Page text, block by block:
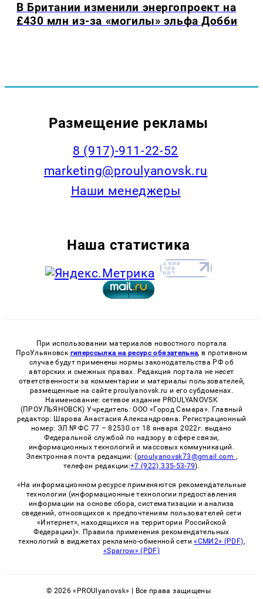
В Британии изменили энергопроект на
£430 млн из-за «могилы» эльфа Добби
Размещение рекламы
8 (917)-911-22-52
marketing@proulyanovsk.ru
Наши менеджеры
Наша статистика
При использовании материалов новостного портала
ПроУльяновск гиперссылка на ресурс обязательна, в противном
случае будут применены нормы законодательства РФ об
авторских и смежных правах. Редакция портала не несет
ответственности за комментарии и материалы пользователей,
размещенные на сайте proulyanovsk.ru и его субдоменах.
Наименование: сетевое издание PROULYANOVSK
(ПРОУЛЬЯНОВСК) Учредитель: ООО «Город Самара». Главный
редактор: Шарова Анастасия Александровна. Регистрационный
номер: ЭЛ № ФС 77 – 82530 от 18 января 2022г. выдано
Федеральной службой по надзору в сфере связи,
информационных технологий и массовых коммуникаций.
Электронная почта редакции: (proulyanovsk73@gmail.com ,
телефон редакции:+7 (922) 335-53-79).
«На информационном ресурсе применяются рекомендательные
технологии (информационные технологии предоставления
информации на основе сбора, систематизации и анализа
сведений, относящихся к предпочтениям пользователей сети
«Интернет», находящихся на территории Российской
Федерации)». Правила применения рекомендательных
технологий в виджетах рекламно-обменной сети«СМИ2» (PDF),
«Sparrow» (PDF)
© 2026 «PROUlyanovsk» | Все права защищены